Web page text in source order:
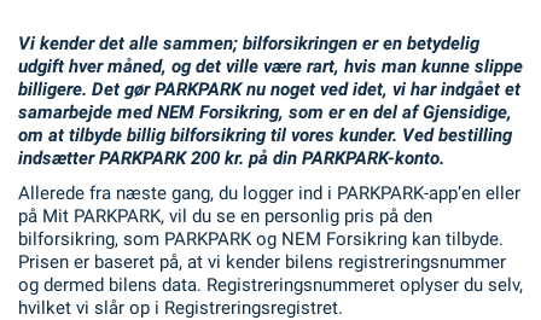
Vi kender det alle sammen; bilforsikringen er en betydelig
udgift hver måned, og det ville være rart, hvis man kunne slippe
billigere. Det gør PARKPARK nu noget ved idet, vi har indgået et
samarbejde med NEM Forsikring, som er en del af Gjensidige,
om at tilbyde billig bilforsikring til vores kunder. Ved bestilling
indsætter PARKPARK 200 kr. på din PARKPARK-konto.
Allerede fra næste gang, du logger ind i PARKPARK-app’en eller
på Mit PARKPARK, vil du se en personlig pris på den
bilforsikring, som PARKPARK og NEM Forsikring kan tilbyde.
Prisen er baseret på, at vi kender bilens registreringsnummer
og dermed bilens data. Registreringsnummeret oplyser du selv,
hvilket vi slår op i Registreringsregistret.